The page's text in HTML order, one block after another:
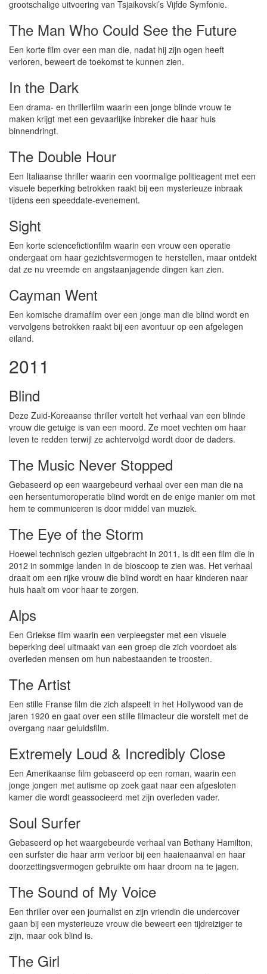
grootschalige uitvoering van Tsjaikovski’s Vijfde Symfonie.
The Man Who Could See the Future
Een korte film over een man die, nadat hij zijn ogen heeft
verloren, beweert de toekomst te kunnen zien.
In the Dark
Een drama- en thrillerfilm waarin een jonge blinde vrouw te
maken krijgt met een gevaarlijke inbreker die haar huis
binnendringt.
The Double Hour
Een Italiaanse thriller waarin een voormalige politieagent met een
visuele beperking betrokken raakt bij een mysterieuze inbraak
tijdens een speeddate-evenement.
Sight
Een korte sciencefictionfilm waarin een vrouw een operatie
ondergaat om haar gezichtsvermogen te herstellen, maar ontdekt
dat ze nu vreemde en angstaanjagende dingen kan zien.
Cayman Went
Een komische dramafilm over een jonge man die blind wordt en
vervolgens betrokken raakt bij een avontuur op een afgelegen
eiland.
2011
Blind
Deze Zuid-Koreaanse thriller vertelt het verhaal van een blinde
vrouw die getuige is van een moord. Ze moet vechten om haar
leven te redden terwijl ze achtervolgd wordt door de daders.
The Music Never Stopped
Gebaseerd op een waargebeurd verhaal over een man die na
een hersentumoroperatie blind wordt en de enige manier om met
hem te communiceren is door middel van muziek.
The Eye of the Storm
Hoewel technisch gezien uitgebracht in 2011, is dit een film die in
2012 in sommige landen in de bioscoop te zien was. Het verhaal
draait om een rijke vrouw die blind wordt en haar kinderen naar
huis haalt om voor haar te zorgen.
Alps
Een Griekse film waarin een verpleegster met een visuele
beperking deel uitmaakt van een groep die zich voordoet als
overleden mensen om hun nabestaanden te troosten.
The Artist
Een stille Franse film die zich afspeelt in het Hollywood van de
jaren 1920 en gaat over een stille filmacteur die worstelt met de
overgang naar geluidsfilm.
Extremely Loud & Incredibly Close
Een Amerikaanse film gebaseerd op een roman, waarin een
jonge jongen met autisme op zoek gaat naar een afgesloten
kamer die wordt geassocieerd met zijn overleden vader.
Soul Surfer
Gebaseerd op het waargebeurde verhaal van Bethany Hamilton,
een surfster die haar arm verloor bij een haaienaanval en haar
doorzettingsvermogen gebruikte om haar droom na te jagen.
The Sound of My Voice
Een thriller over een journalist en zijn vriendin die undercover
gaan bij een mysterieuze vrouw die beweert een tijdreiziger te
zijn, maar ook blind is.
The Girl